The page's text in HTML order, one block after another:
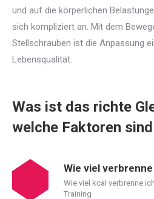
und auf die körperlichen
sich kompliziert an. Mit dem
Stellschrauben ist die Anpassung
Lebensqualität.
Was ist das richte
welche Faktoren
Wie viel
Wie viel kcal verbrenne
Training